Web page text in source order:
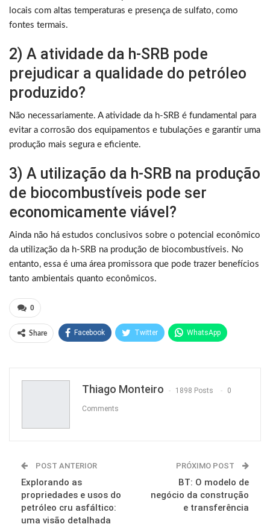
locais com altas temperaturas e presença de sulfato, como
fontes termais.
2) A atividade da h-SRB pode
prejudicar a qualidade do petróleo
produzido?
Não necessariamente. A atividade da h-SRB é fundamental para
evitar a corrosão dos equipamentos e tubulações e garantir uma
produção mais segura e eficiente.
3) A utilização da h-SRB na produção
de biocombustíveis pode ser
economicamente viável?
Ainda não há estudos conclusivos sobre o potencial econômico
da utilização da h-SRB na produção de biocombustíveis. No
entanto, essa é uma área promissora que pode trazer benefícios
tanto ambientais quanto econômicos.
0
Share Facebook Twitter WhatsApp
Thiago Monteiro 1898 Posts 0
Comments
POST ANTERIOR
Explorando as
propriedades e usos do
petróleo cru asfáltico:
uma visão detalhada
PRÓXIMO POST
BT: O modelo de
negócio da construção
e transferência